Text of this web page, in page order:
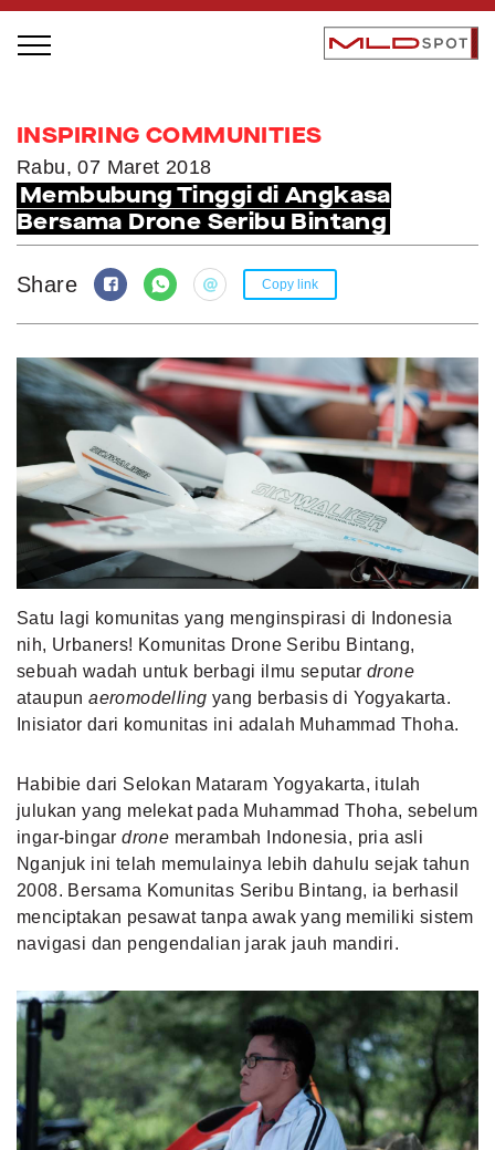
LOCAL GREATNESS
INSPIRING PEOPLE
INSPIRING PRODUCTS
INSPIRING PLACES
INSPIRING COMMUNITIES
TRENDING
EVENTS
MLDPODCAST
VIDEOS
MLDPOINTS
INSPIRING COMMUNITIES
Rabu, 07 Maret 2018
Membubung Tinggi di Angkasa
Bersama Drone Seribu Bintang
Share Copy link
Satu lagi komunitas yang menginspirasi di Indonesia
nih, Urbaners! Komunitas Drone Seribu Bintang,
sebuah wadah untuk berbagi ilmu seputar drone
ataupunaeromodelling yang berbasis di Yogyakarta.
Inisiator dari komunitas ini adalah Muhammad Thoha.
Habibie dari Selokan Mataram Yogyakarta, itulah
julukan yang melekat pada Muhammad Thoha, sebelum
ingar-bingardrone merambah Indonesia, pria asli
Nganjuk ini telah memulainya lebih dahulu sejak tahun
2008. Bersama Komunitas Seribu Bintang, ia berhasil
menciptakan pesawat tanpa awak yang memiliki sistem
navigasi dan pengendalian jarak jauh mandiri.